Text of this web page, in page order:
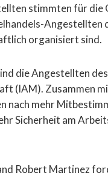
stimmten für die
Angestellten
organisiert sind.
die Angestellten
(IAM). Zusammen
nach mehr
Sicherheit am
Robert Martinez